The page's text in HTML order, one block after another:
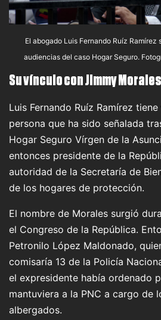
El abogado Luis Fernando Ruíz Ramírez
audiencias del caso Hogar Seguro.
Su vínculo con Jimmy Morales
Luis Fernando Ruíz Ramírez
persona que ha sido señalada
Hogar Seguro Vírgen de la
entonces presidente de la
autoridad de la Secretaría de
de los hogares de protección.
El nombre de Morales surgió
el Congreso de la República.
Petronilo López Maldonado,
comisaría 13 de la Policía
el expresidente había ordenado
mantuviera a la PNC a cargo de
albergados.